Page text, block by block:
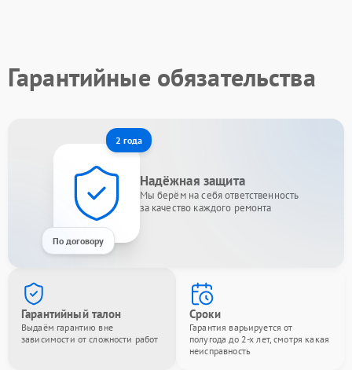
Гарантийные обязательства
2 года
По договору
Надёжная защита
Мы берём на себя ответственность
за качество каждого ремонта
Гарантийный талон
Выдаём гарантию вне
зависимости от сложности работ
Сроки
Гарантия варьируется от
полугода до 2-х лет, смотря какая
неисправность